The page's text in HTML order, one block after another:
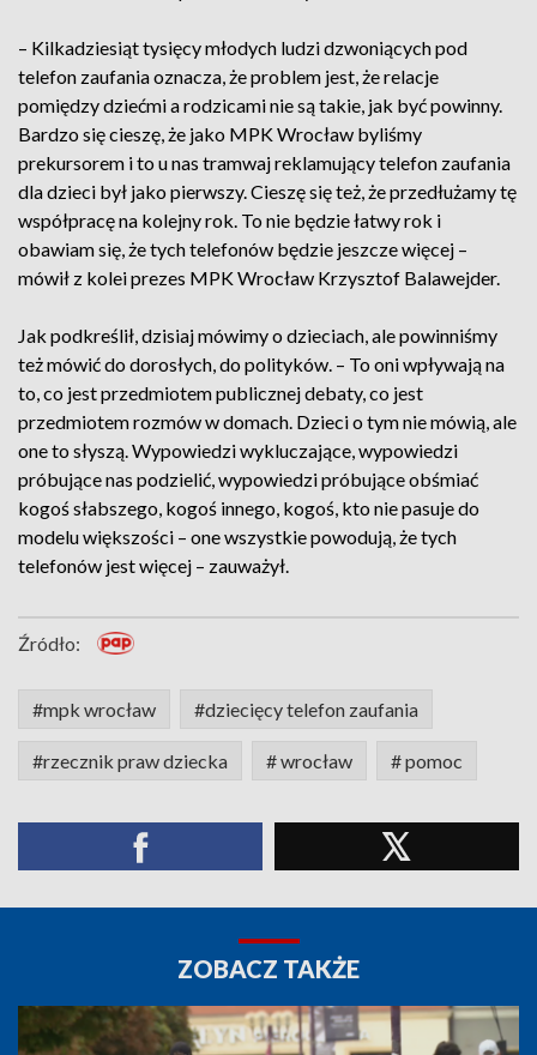
– Kilkadziesiąt tysięcy młodych ludzi dzwoniących pod
telefon zaufania oznacza, że problem jest, że relacje
pomiędzy dziećmi a rodzicami nie są takie, jak być powinny.
Bardzo się cieszę, że jako MPK Wrocław byliśmy
prekursorem i to u nas tramwaj reklamujący telefon zaufania
dla dzieci był jako pierwszy. Cieszę się też, że przedłużamy tę
współpracę na kolejny rok. To nie będzie łatwy rok i
obawiam się, że tych telefonów będzie jeszcze więcej –
mówił z kolei prezes MPK Wrocław Krzysztof Balawejder.
Jak podkreślił, dzisiaj mówimy o dzieciach, ale powinniśmy
też mówić do dorosłych, do polityków. – To oni wpływają na
to, co jest przedmiotem publicznej debaty, co jest
przedmiotem rozmów w domach. Dzieci o tym nie mówią, ale
one to słyszą. Wypowiedzi wykluczające, wypowiedzi
próbujące nas podzielić, wypowiedzi próbujące obśmiać
kogoś słabszego, kogoś innego, kogoś, kto nie pasuje do
modelu większości – one wszystkie powodują, że tych
telefonów jest więcej – zauważył.
Źródło:
#mpk wrocław #dziecięcy telefon zaufania
#rzecznik praw dziecka # wrocław # pomoc
ZOBACZ TAKŻE